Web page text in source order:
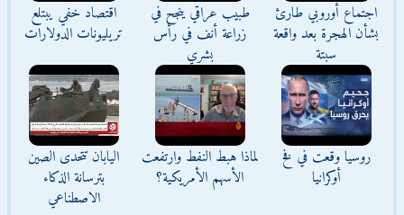
اجتماع أوروبي طارئ
بشأن الهجرة بعد واقعة
سبتة
طبيب عراقي ينجح في
زراعة أنف في رأس
بشري
اقتصاد خفي يبتلع
تريليونات الدولارات
روسيا وقعت في فخ
أوكرانيا
لماذا هبط النفط وارتفعت
الأسهم الأمريكية؟
اليابان تتحدى الصين
بترسانة الذكاء
الاصطناعي